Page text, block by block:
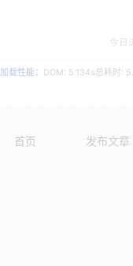
今日
加载性能： DOM: 5.134s总耗时:
首页 发布文章